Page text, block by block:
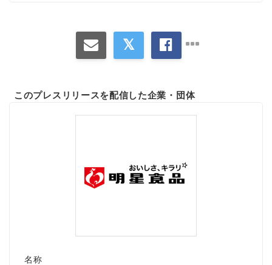
このプレスリリースを配信した企業・団体
名称